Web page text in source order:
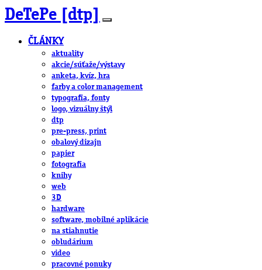
DeTePe [dtp]
ČLÁNKY
aktuality
akcie/súťaže/výstavy
anketa, kvíz, hra
farby a color management
typografia, fonty
logo, vizuálny štýl
dtp
pre-press, print
obalový dizajn
papier
fotografia
knihy
web
3D
hardware
software, mobilné aplikácie
na stiahnutie
obludárium
video
pracovné ponuky